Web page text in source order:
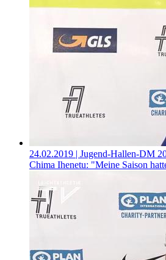
24.02.2019 | Jugend-Hallen-DM
Chima Ihenetu: "Meine Saison